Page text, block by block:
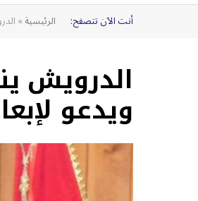
أنت الآن تتصفح: الرئيسية»
الدرويش
ويدعو